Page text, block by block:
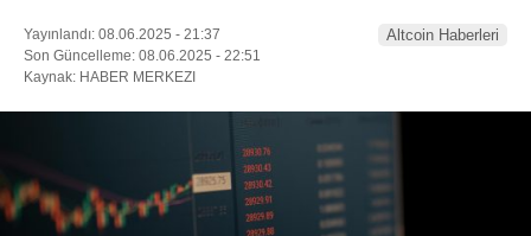
Yayınlandı: 08.06.2025 - 21:37
Son Güncelleme: 08.06.2025 - 22:51
Kaynak: HABER MERKEZI
Altcoin Haberleri